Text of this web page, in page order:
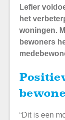
Lefier
het
woningen.
bewoners
Positieve en enthousiaste
“Dit is een